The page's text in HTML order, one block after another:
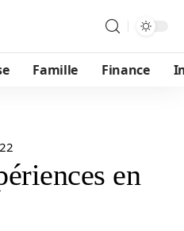
Famille Finance
en